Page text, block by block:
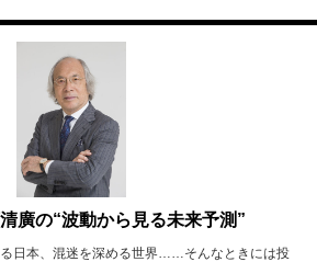
廣の“波動から見る未来予測”
日本、混迷を深める世界……そんなときには投